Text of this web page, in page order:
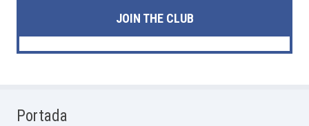
JOIN THE CLUB
Portada